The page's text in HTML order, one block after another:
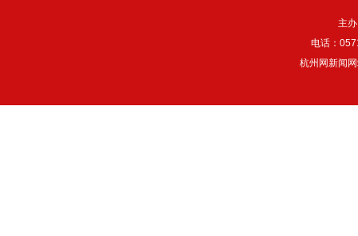
主
电话：
杭州网新闻